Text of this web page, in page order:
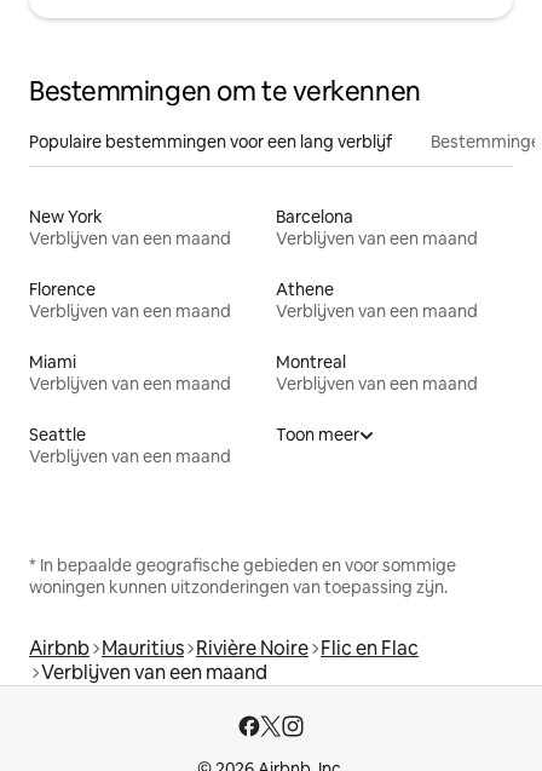
Bestemmingen om te verkennen
Populaire bestemmingen voor een lang verblijf
New York
Verblijven van een maand
Barcelona
Verblijven van een maand
Florence
Verblijven van een maand
Athene
Verblijven van een maand
Miami
Verblijven van een maand
Montreal
Verblijven van een maand
Seattle
Verblijven van een maand
Toon meer
* In bepaalde geografische gebieden en voor sommige
woningen kunnen uitzonderingen van toepassing zijn.
Airbnb Mauritius Rivière Noire Flic en Flac
Verblijven van een maand